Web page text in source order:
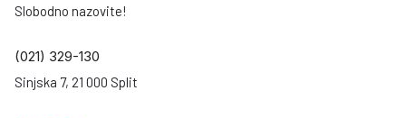
Slobodno nazovite!
(021) 329-130
Sinjska 7, 21 000 Split